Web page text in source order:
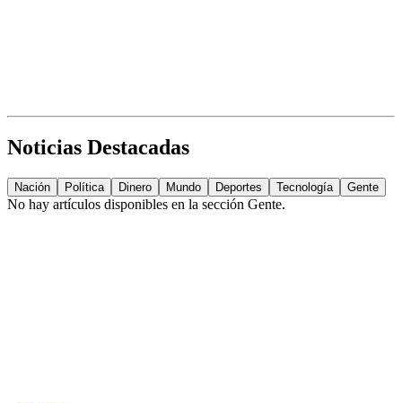
Noticias Destacadas
Nación Política Dinero Mundo Deportes Tecnología Gente
No hay artículos disponibles en la sección Gente.